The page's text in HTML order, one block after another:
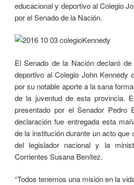
educacional y deportivo al Colegio
por el Senado de la Nación.
El Senado de la Nación declaró
deportivo al Colegio John Kennedy
por su notable aporte a la sana
de la juventud de esta provincia.
presentado por el Senador Pedro
declaración fue entregada esta
de la institución durante un acto que
del legislador nacional y la
Corrientes Susana Benítez.
“Todos tenemos una misión en la